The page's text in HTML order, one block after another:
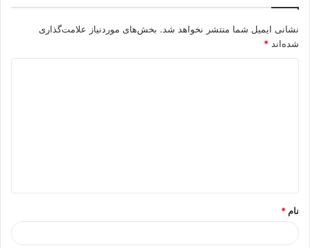
نشانی ایمیل شما منتشر نخواهد شد. بخش‌های موردنیاز علامت‌گذاری
شده‌اند *
*
نام *